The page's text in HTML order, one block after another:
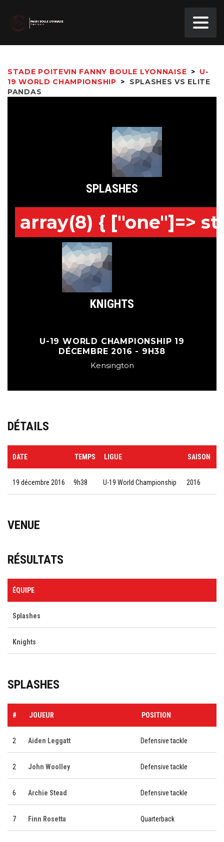
STADE POITEVIN FANNY BOULE LYONNAISE > U-
19 WORLD CHAMPIONSHIP >
SPLASHES VS ELITE
PANDAS
SPLASHES
array(8) { ["one"]=>
KNIGHTS
U-19 WORLD CHAMPIONSHIP 19
DÉCEMBRE 2016 - 9H38
Kensington
DÉTAILS
DATE TEMPS LIGUE SAISON
19 décembre 2016 9h38 U-19 World Championship 2016
VENUE
RÉSULTATS
ÉQUIPE
Splashes
Knights
SPLASHES
# JOUEUR POSITION
2 Aiden Leggatt Defensive tackle
2 John Woolley Defensive tackle
6 Archie Stead Defensive tackle
7 Finn Rosetta Quarterback